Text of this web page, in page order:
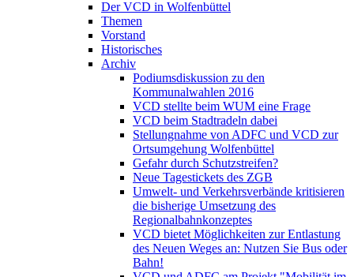
Der VCD in Wolfenbüttel
Themen
Vorstand
Historisches
Archiv
Podiumsdiskussion zu den
Kommunalwahlen 2016
VCD stellte beim WUM eine Frage
VCD beim Stadtradeln dabei
Stellungnahme von ADFC und VCD zur
Ortsumgehung Wolfenbüttel
Gefahr durch Schutzstreifen?
Neue Tagestickets des ZGB
Umwelt- und Verkehrsverbände kritisieren
die bisherige Umsetzung des
Regionalbahnkonzeptes
VCD bietet Möglichkeiten zur Entlastung
des Neuen Weges an: Nutzen Sie Bus oder
Bahn!